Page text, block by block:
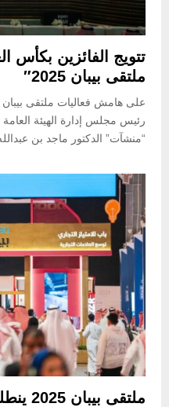
تتويج الفائزين بكأس
ملتقى بيبان 2025″
رئيس مجلس إدارة الهيئة
“منشآت” الدكتور ماجد بن
ملتقى